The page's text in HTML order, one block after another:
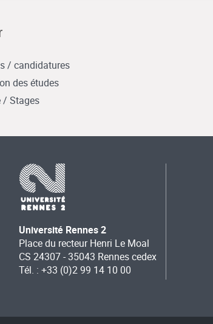
/ candidatures
des études
/ Stages
Université Rennes 2
Place du recteur Henri Le Moal
CS 24307 - 35043 Rennes cedex
Tél. : +33 (0)2 99 14 10 00